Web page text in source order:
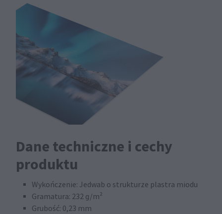
Dane techniczne i cechy
produktu
Wykończenie: Jedwab o strukturze plastra miodu
Gramatura: 232 g/m²
Grubość: 0,23 mm